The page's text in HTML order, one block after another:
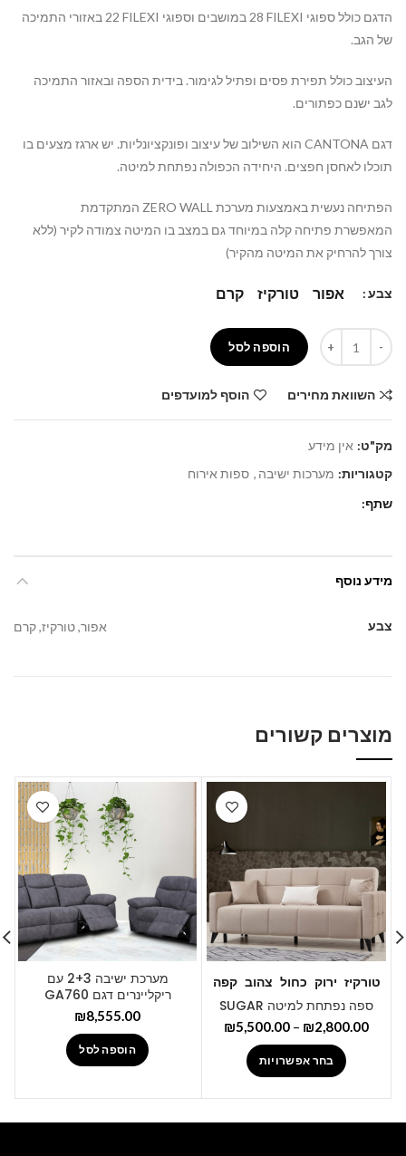
הדגם כולל ספוגי FILEXI
FILEXI
22 באזורי התמיכה
של הגב.
העיצוב כולל תפירת פסים ופתיל לגימור. בידית הספה ובאזור התמיכה
לגב ישנם כפתורים.
דגם CANTONA הוא השילוב של עיצוב ופונקציונליות. יש ארגז מצעים בו
תוכלו לאחסן חפצים. היחידה הכפולה נפתחת למיטה.
הפתיחה נעשית באמצעות מערכת ZERO WALL המתקדמת
המאפשרת פתיחה קלה במיוחד גם במצב בו המיטה צמודה לקיר (ללא
צורך להרחיק את המיטה מהקיר)
צבע אפור טורקיז קרם
הוספה לסל
השוואת מחירים הוסף למועדפים
מק"ט: אין מידע
קטגוריות: מערכות ישיבה , ספות אירוח
שתף
מידע נוסף
צבע אפור, טורקיז, קרם
מוצרים קשורים
טורקיז ירוק כחול צהוב קפה
ספה נפתחת למיטה SUGAR
₪2,800.00
–
₪5,500.00
בחר אפשרויות
מערכת ישיבה 2+3 עם
ריקליינרים דגם GA760
₪8,555.00
הוספה לסל